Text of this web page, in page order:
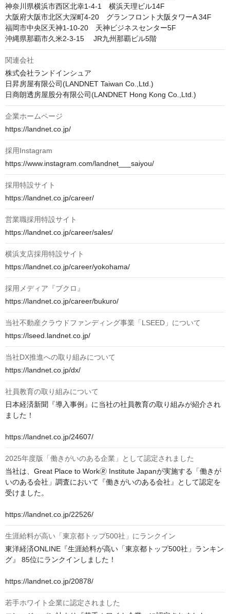
神奈川県横浜市西区北幸1-4-1　横浜天理ビル14F
大阪府大阪市北区大深町4-20　グランフロント大阪タワーA 34F
福岡市中央区天神1-10-20　天神ビジネスセンター5F
関連会社
株式会社ランドインシュア
日昇房屋有限公司(LANDNET Taiwan Co.,Ltd.)
日商朗透房屋股分有限公司(LANDNET Hong Kong Co.,Ltd.)
企業ホームページ
https://landnet.co.jp/
採用Instagram
https://www.instagram.com/landnet___saiyou/
採用特設サイト
https://landnet.co.jp/career/
営業職採用特設サイト
https://landnet.co.jp/career/sales/
横浜支店採用特設サイト
https://landnet.co.jp/career/yokohama/
採用メディア『ブクロ』
https://landnet.co.jp/career/bukuro/
当社不動産クラウドファンディング事業「LSEED」について
https://lseed.landnet.co.jp/
当社DX推進への取り組みについて
https://landnet.co.jp/dx/
社員教育の取り組みについて
日本経済新聞『導入事例』に当社の社員教育の取り組みが紹介され
ました！
https://landnet.co.jp/24607/
2025年度版「働きがいのある企業」として認定されました
当社は、Great Place to Work🄬 Institute Japanが実施する「働きが
いのある会社」調査において『働きがいのある会社』として認定を
受けました。
https://landnet.co.jp/22526/
生涯給料が高い「東京都トップ500社」にランクイン
東洋経済ONLINE『生涯給料が高い「東京都トップ500社」ランキン
グ』 85位にランクインしました！
https://landnet.co.jp/20878/
若手ホワイト企業に認定されました